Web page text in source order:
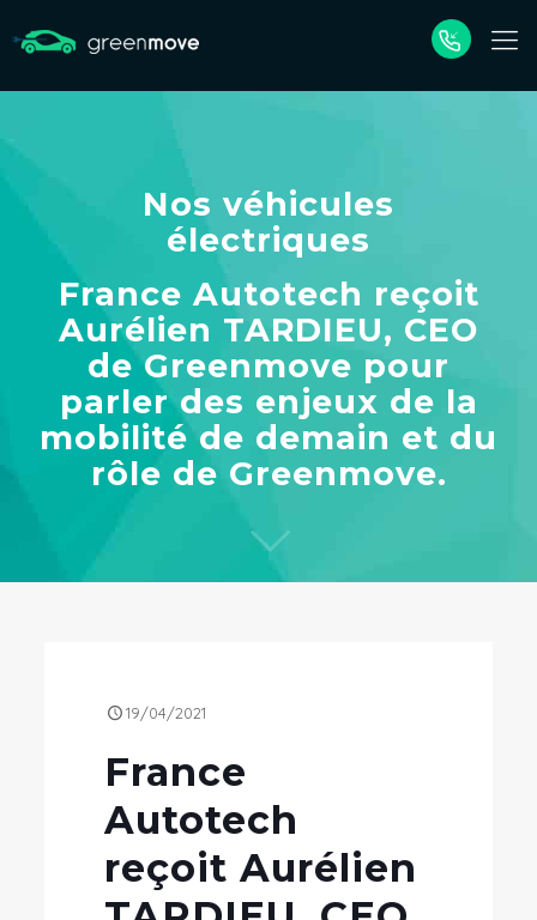
Nos véhicules
électriques
France Autotech reçoit
Aurélien TARDIEU, CEO
de Greenmove pour
parler des enjeux de la
mobilité de demain et du
rôle de Greenmove.
19/04/2021
France
Autotech
reçoit Aurélien